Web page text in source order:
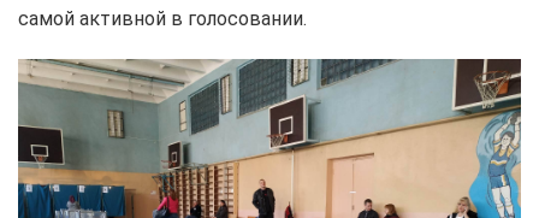
самой активной в голосовании.